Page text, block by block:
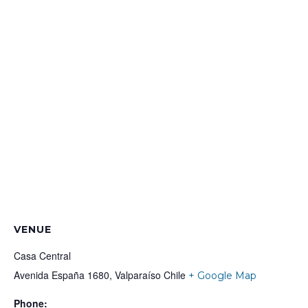
VENUE
Casa Central
Avenida España 1680, Valparaíso Chile + Google Map
Phone: